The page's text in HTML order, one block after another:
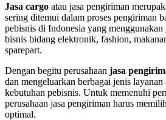
Jasa cargo atau jasa pengiriman
sering ditemui dalam proses pengiriman
pebisnis di Indonesia yang menggunakan
bisnis bidang elektronik, fashion,
sparepart.
Dengan begitu perusahaan jasa
dan mengeluarkan berbagai jenis layanan
kebutuhan pebisnis. Untuk memenuhi
perusahaan jasa pengiriman harus
optimal.